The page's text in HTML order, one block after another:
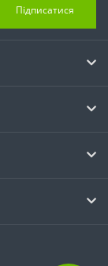
Підписатися